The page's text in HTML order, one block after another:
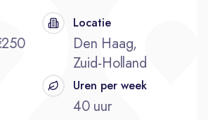
Locatie
Den Haag,
Zuid-Holland
Uren per week
40 uur